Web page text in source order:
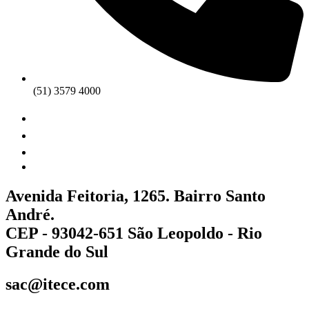
(51) 3579 4000
Avenida Feitoria, 1265. Bairro Santo
André.
CEP - 93042-651 São Leopoldo - Rio
Grande do Sul
sac@itece.com